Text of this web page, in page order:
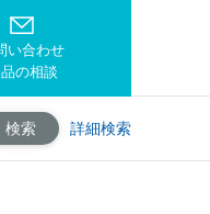
い合わせ
の相談
検索 詳細検索